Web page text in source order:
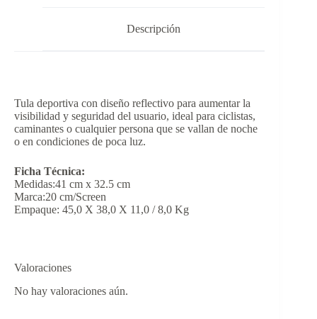
Descripción
Tula deportiva con diseño reflectivo para aumentar la
visibilidad y seguridad del usuario, ideal para ciclistas,
caminantes o cualquier persona que se vallan de noche
o en condiciones de poca luz.
Ficha Técnica:
Medidas:41 cm x 32.5 cm
Marca:20 cm/Screen
Empaque: 45,0 X 38,0 X 11,0 / 8,0 Kg
Valoraciones
No hay valoraciones aún.